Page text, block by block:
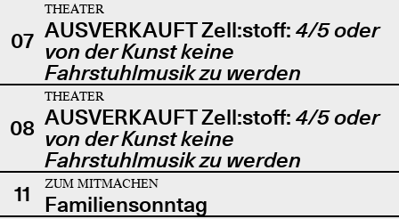
07
THEATER
AUSVERKAUFT Zell:stoff: 4/5 oder
von der Kunst keine
Fahrstuhlmusik zu werden
08
THEATER
AUSVERKAUFT Zell:stoff: 4/5 oder
von der Kunst keine
Fahrstuhlmusik zu werden
11
ZUM MITMACHEN
Familiensonntag